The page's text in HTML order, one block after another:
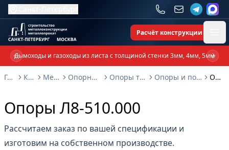
Расчёт конструкции
Дымоходы и газоходы из листа с толщиной стенки 3мм, 4мм, 5мм
Previous slide
Главная
Каталог Металлоконструкции Опорные металлоконструкции и изделия Опоры трубопроводов и металлоконструкции Опоры и подвески трубопроводов Л8-508.000 - Л8-524.000 Опоры Л8-510.000
Опоры Л8-510.000
Рассчитаем заказ по вашей спецификации и
изготовим на собственном производстве.